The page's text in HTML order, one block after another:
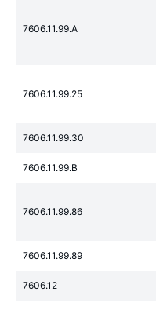
7606.11.99.A
7606.11.99.25
7606.11.99.30
7606.11.99.B
7606.11.99.86
7606.11.99.89
7606.12